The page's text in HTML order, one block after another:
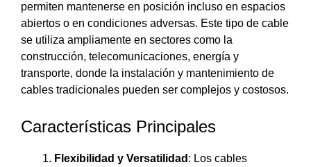
permiten mantenerse en posición incluso en espacios
abiertos o en condiciones adversas. Este tipo de cable
se utiliza ampliamente en sectores como la
construcción, telecomunicaciones, energía y
transporte, donde la instalación y mantenimiento de
cables tradicionales pueden ser complejos y costosos.
Características Principales
Flexibilidad y Versatilidad : Los cables